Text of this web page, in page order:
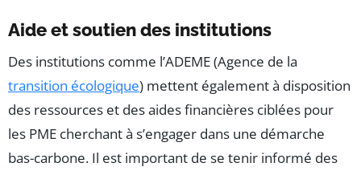
Aide et soutien des institutions
Des institutions comme l’ADEME (Agence de la
transition écologique) mettent également à disposition
des ressources et des aides financières ciblées pour
les PME cherchant à s’engager dans une démarche
bas-carbone. Il est important de se tenir informé des